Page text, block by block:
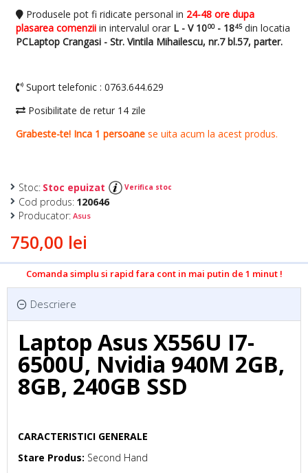
750,00 lei
Stoc: Stoc epuizat Verifica stoc
Cod produs: 120646
Producator: Asus
Comanda simplu si rapid fara cont in mai putin de 1 minut !
Descriere
Laptop Asus X556U I7-
6500U, Nvidia 940M 2GB,
8GB, 240GB SSD
CARACTERISTICI GENERALE
Stare Produs: Second Hand